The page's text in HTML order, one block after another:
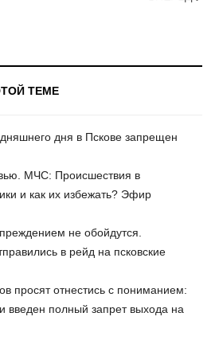
ТЕМЕ
дня в Пскове запрещен
МЧС: Происшествия в
и как их избежать? Эфир
не обойдутся.
в рейд на псковские
просят отнестись с пониманием:
введен полный запрет выхода на